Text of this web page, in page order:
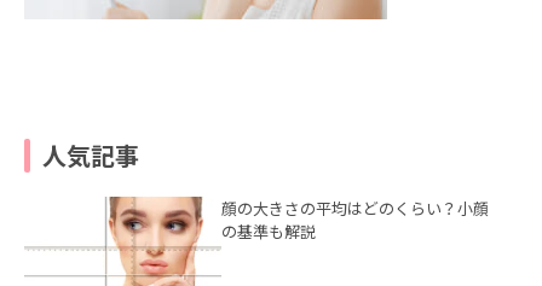
人気記事
顔の大きさの平均はどのくらい？小顔
の基準も解説